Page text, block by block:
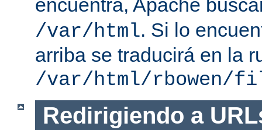
encuentra, Apache
/var/html. Si lo
arriba se traducirá en la
/var/html/rbowen/
Redirigiendo a